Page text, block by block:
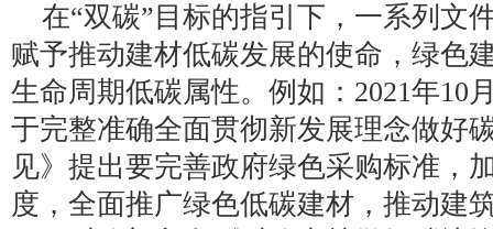
在“双碳”目标的指引下，一系列文
赋予推动建材低碳发展的使命，绿色
生命周期低碳属性。例如：2021年10
于完整准确全面贯彻新发展理念做好
见》提出要完善政府绿色采购标准，
度，全面推广绿色低碳建材，推动建